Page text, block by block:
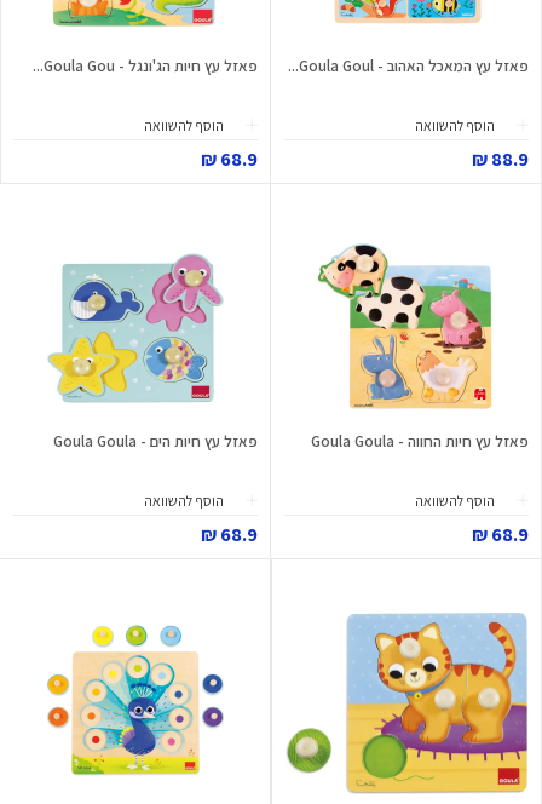
פאזל עץ המאכל האהוב - Goula Goul...
הוסף להשוואה
88.9 ₪
פאזל עץ חיות הג'ונגל - Goula Gou...
הוסף להשוואה
68.9 ₪
פאזל עץ חיות החווה - Goula Goula
הוסף להשוואה
68.9 ₪
פאזל עץ חיות הים - Goula Goula
הוסף להשוואה
68.9 ₪